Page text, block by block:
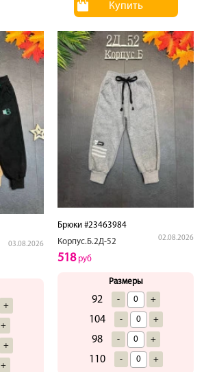
Купить
03.08.2026
+
+
+
+
Брюки #23463984
Корпус.Б.2Д-52
02.08.2026
518руб
Размеры
92 - +
104 - +
98 - +
110 - +